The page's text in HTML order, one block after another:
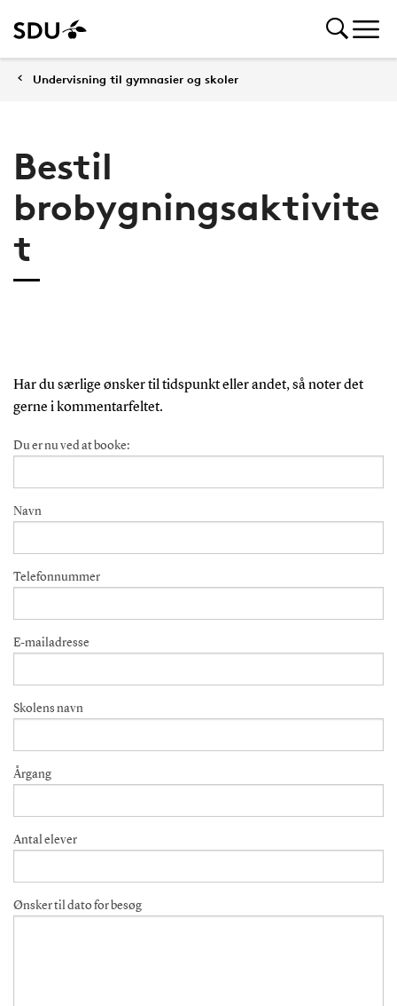
Undervisning til gymnasier og skoler
Bestil
brobygningsaktivite
t
Har du særlige ønsker til tidspunkt eller andet, så noter det
gerne i kommentarfeltet.
Du er nu ved at booke:
Navn
Telefonnummer
E-mailadresse
Skolens navn
Årgang
Antal elever
Ønsker til dato for besøg